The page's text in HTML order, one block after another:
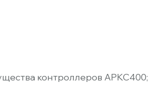
контроллеров АРКС400;